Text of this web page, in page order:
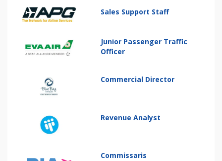
Sales Support Staff
Junior Passenger Traffic
Officer
Commercial Director
Revenue Analyst
Commissaris